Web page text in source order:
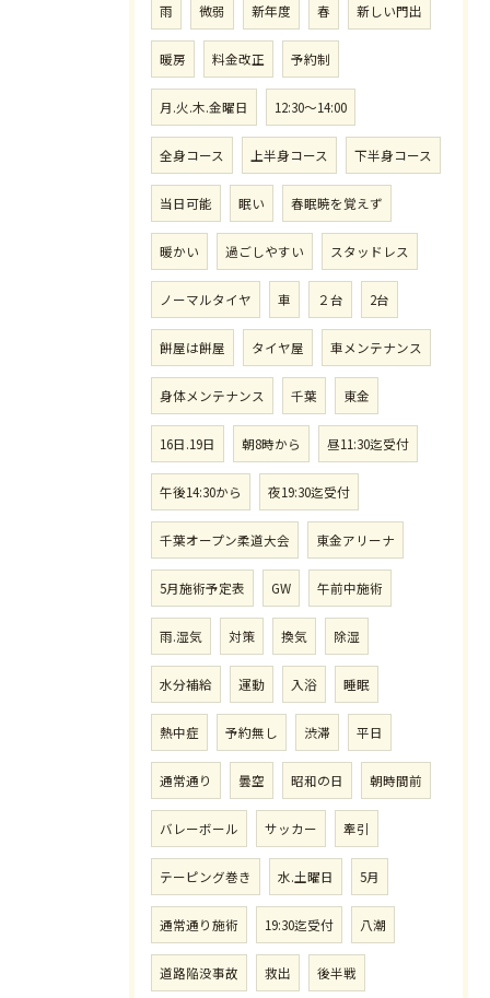
雨 微弱 新年度 春 新しい門出
暖房 料金改正 予約制
月.火.木.金曜日 12:30〜14:00
全身コース 上半身コース 下半身コース
当日可能 眠い 春眠暁を覚えず
暖かい 過ごしやすい スタッドレス
ノーマルタイヤ 車 ２台 2台
餅屋は餅屋 タイヤ屋 車メンテナンス
身体メンテナンス 千葉 東金
16日.19日 朝8時から 昼11:30迄受付
午後14:30から 夜19:30迄受付
千葉オープン柔道大会 東金アリーナ
5月施術予定表 GW 午前中施術
雨.湿気 対策 換気 除湿
水分補給 運動 入浴 睡眠
熱中症 予約無し 渋滞 平日
通常通り 曇空 昭和の日 朝時間前
バレーボール サッカー 牽引
テーピング巻き 水.土曜日 5月
通常通り施術 19:30迄受付 八潮
道路陥没事故 救出 後半戦